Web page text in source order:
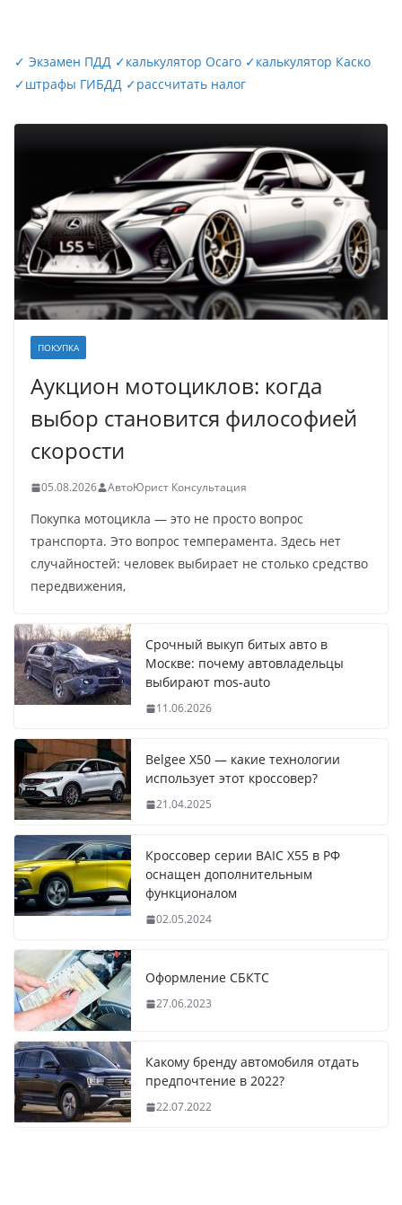
✓ Экзамен ПДД ✓калькулятор Осаго ✓калькулятор Каско
✓штрафы ГИБДД ✓рассчитать налог
ПОКУПКА
Аукцион мотоциклов: когда
выбор становится философией
скорости
05.08.2026 АвтоЮрист Консультация
Покупка мотоцикла — это не просто вопрос
транспорта. Это вопрос темперамента. Здесь нет
случайностей: человек выбирает не столько средство
передвижения,
Срочный выкуп битых авто в
Москве: почему автовладельцы
выбирают mos-auto
11.06.2026
Belgee X50 — какие технологии
использует этот кроссовер?
21.04.2025
Кроссовер серии BAIC X55 в РФ
оснащен дополнительным
функционалом
02.05.2024
Оформление СБКТС
27.06.2023
Какому бренду автомобиля отдать
предпочтение в 2022?
22.07.2022